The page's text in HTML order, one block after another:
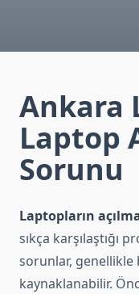
Ankara
Laptop
Sorunu
Laptopların
sıkça karşılaştığı
sorunlar, genellikle
kaynaklanabilir.